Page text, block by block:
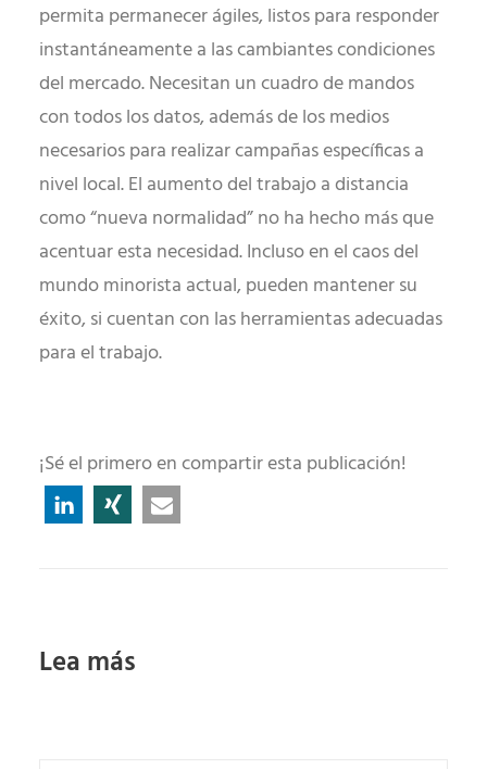
permita permanecer ágiles, listos para responder
instantáneamente a las cambiantes condiciones
del mercado. Necesitan un cuadro de mandos
con todos los datos, además de los medios
necesarios para realizar campañas específicas a
nivel local. El aumento del trabajo a distancia
como “nueva normalidad” no ha hecho más que
acentuar esta necesidad. Incluso en el caos del
mundo minorista actual, pueden mantener su
éxito, si cuentan con las herramientas adecuadas
para el trabajo.
¡Sé el primero en compartir esta publicación!
Lea más